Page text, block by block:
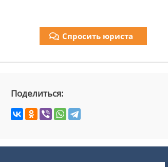
Спросить юриста
Поделиться: